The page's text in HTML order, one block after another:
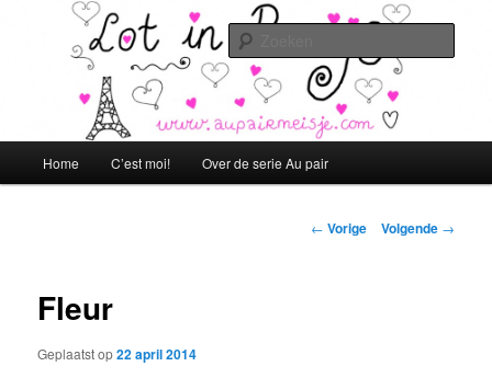
aupairmeisje.com
Lot in Parijs!
Home C’est moi! Over de serie Au pair
Berichtnavigatie
← Vorige Volgende →
Fleur
Geplaatst op22 april 2014